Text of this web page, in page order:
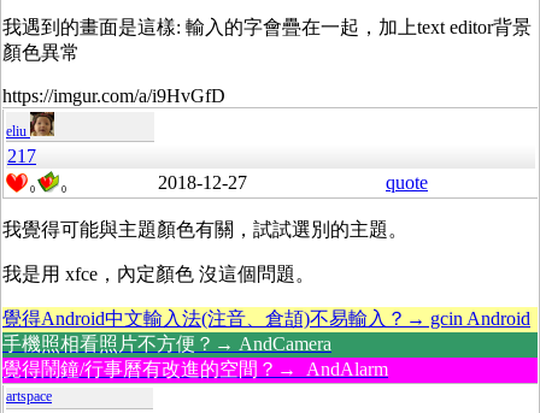
我遇到的畫面是這樣: 輸入的字會疊在一起，加上text editor背景
顏色異常
https://imgur.com/a/i9HvGfD
eliu
217
0 0 2018-12-27 quote
我覺得可能與主題顏色有關，試試選別的主題。
我是用 xfce，內定顏色 沒這個問題。
覺得Android中文輸入法(注音、倉頡)不易輸入？→ gcin Android
手機照相看照片不方便？→ AndCamera
覺得鬧鐘/行事曆有改進的空間？→ AndAlarm
artspace